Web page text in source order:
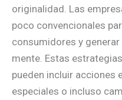
originalidad. Las
poco convencionales
consumidores y
mente. Estas
pueden incluir acciones
especiales o incluso